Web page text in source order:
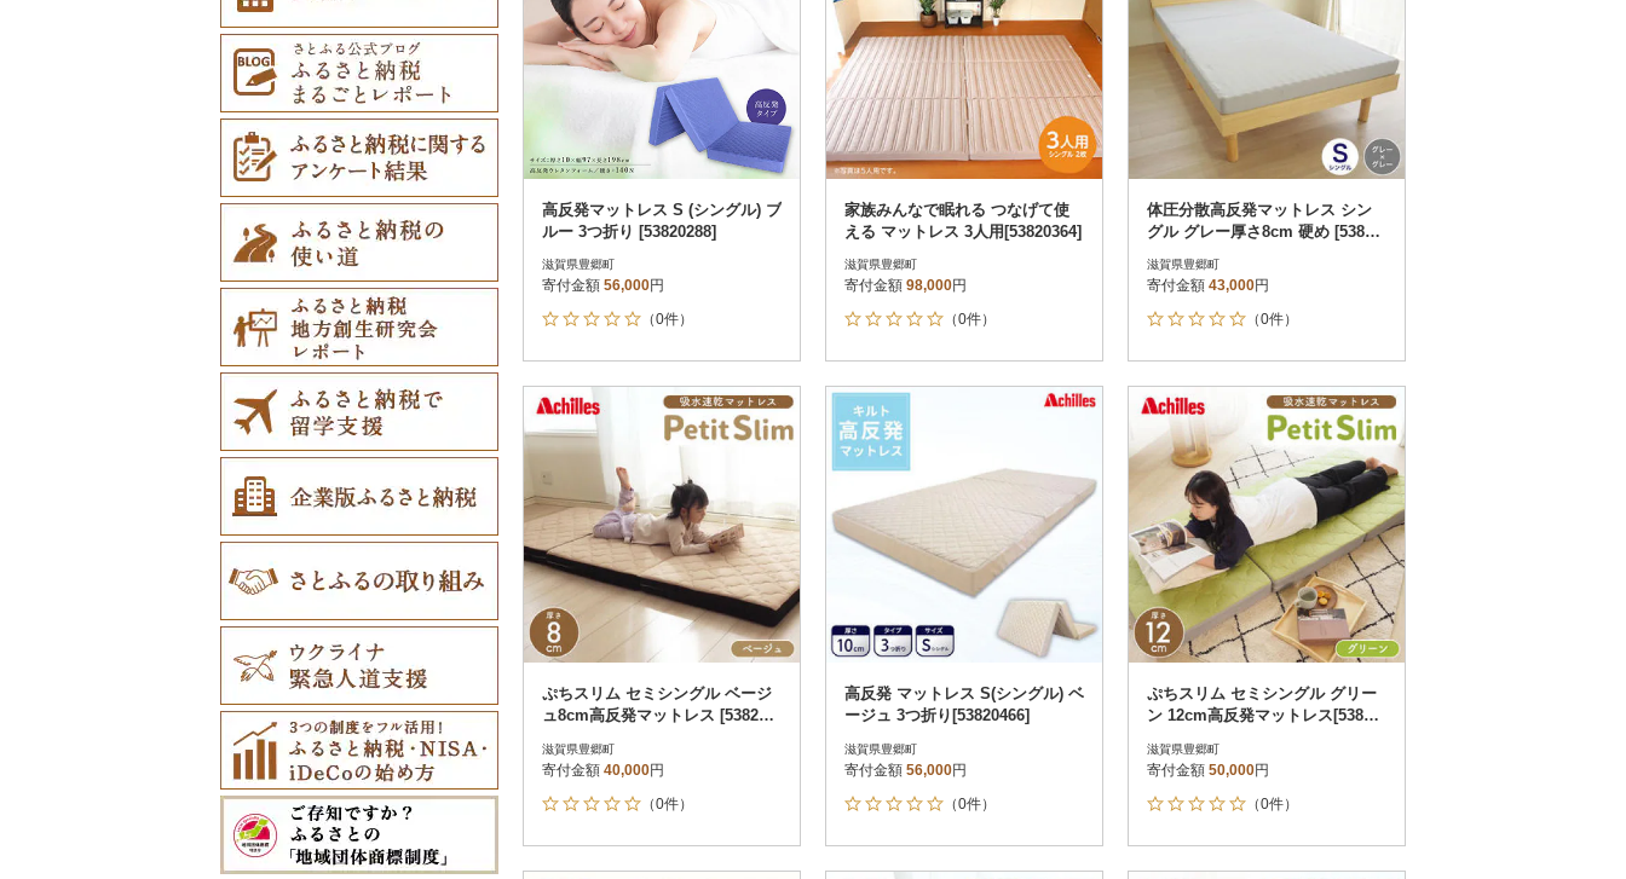
高反発マットレス S (シングル) ブ
ルー 3つ折り [53820288]
滋賀県豊郷町
寄付金額 56,000円
（0件）
家族みんなで眠れる つなげて使
える マットレス 3人用[53820364]
滋賀県豊郷町
寄付金額 98,000円
（0件）
体圧分散高反発マットレス シン
グル グレー厚さ8cm 硬め [53820
滋賀県豊郷町
寄付金額 43,000円
（0件）
ぷちスリム セミシングル ベージ
ュ8cm高反発マットレス [538205
滋賀県豊郷町
寄付金額 40,000円
（0件）
高反発 マットレス S(シングル) ベ
ージュ 3つ折り[53820466]
滋賀県豊郷町
寄付金額 56,000円
（0件）
ぷちスリム セミシングル グリー
ン 12cm高反発マットレス[53820
滋賀県豊郷町
寄付金額 50,000円
（0件）